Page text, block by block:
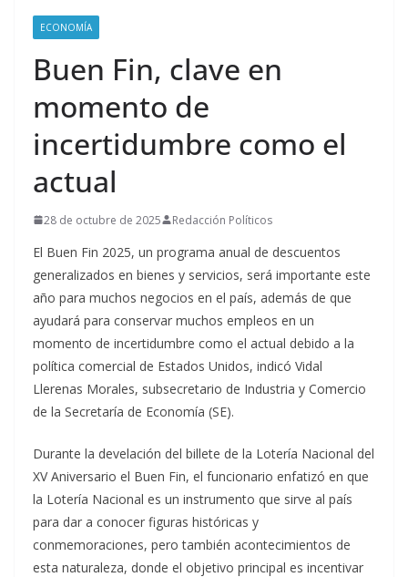
ECONOMÍA
Buen Fin, clave en
momento de
incertidumbre como el
actual
28 de octubre de 2025 Redacción Políticos
El Buen Fin 2025, un programa anual de descuentos
generalizados en bienes y servicios, será importante este
año para muchos negocios en el país, además de que
ayudará para conservar muchos empleos en un
momento de incertidumbre como el actual debido a la
política comercial de Estados Unidos, indicó Vidal
Llerenas Morales, subsecretario de Industria y Comercio
de la Secretaría de Economía (SE).
Durante la develación del billete de la Lotería Nacional del
XV Aniversario el Buen Fin, el funcionario enfatizó en que
la Lotería Nacional es un instrumento que sirve al país
para dar a conocer figuras históricas y
conmemoraciones, pero también acontecimientos de
esta naturaleza, donde el objetivo principal es incentivar